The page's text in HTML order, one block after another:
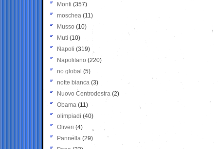
Monti (357)
moschea (11)
Musso (10)
Muti (10)
Napoli (319)
Napolitano (220)
no global (5)
notte bianca (3)
Nuovo Centrodestra (2)
Obama (11)
olimpiadi (40)
Oliveri (4)
Pannella (29)